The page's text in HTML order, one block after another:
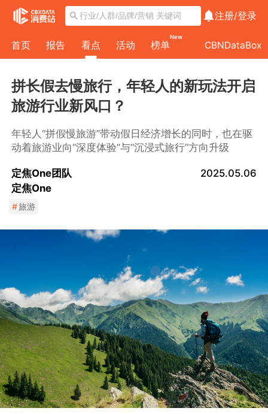
注册/登录
首页 报告 看点 活动 榜单
New
CBNDataBox
拼长假去慢旅行，年轻人的新玩法开启
旅游行业新风口？
年轻人“拼假慢旅游”带动假日经济增长的同时，也在驱
动着旅游业向“深度体验”与“沉浸式旅行”方向升级
定焦One团队
定焦One
2025.05.06
#旅游